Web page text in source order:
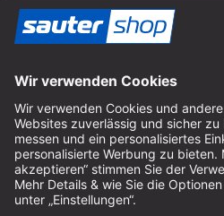
Impressum
AGB
Datenschutz
Cookie-Einstellungen